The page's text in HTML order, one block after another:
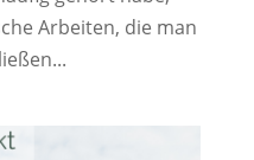
Arbeiten, die man